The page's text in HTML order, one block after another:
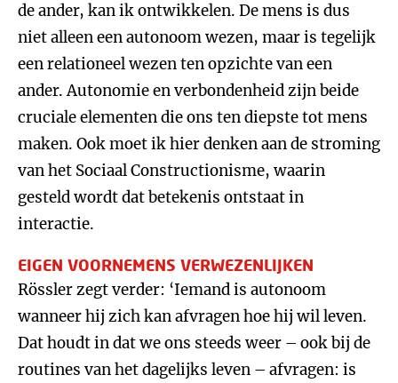
de ander, kan ik ontwikkelen. De mens is dus
niet alleen een autonoom wezen, maar is tegelijk
een relationeel wezen ten opzichte van een
ander. Autonomie en verbondenheid zijn beide
cruciale elementen die ons ten diepste tot mens
maken. Ook moet ik hier denken aan de stroming
van het Sociaal Constructionisme, waarin
gesteld wordt dat betekenis ontstaat in
interactie.
EIGEN VOORNEMENS VERWEZENLIJKEN
Rössler zegt verder: ‘Iemand is autonoom
wanneer hij zich kan afvragen hoe hij wil leven.
Dat houdt in dat we ons steeds weer – ook bij de
routines van het dagelijks leven – afvragen: is